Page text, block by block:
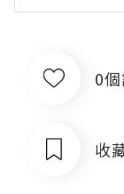
0
收